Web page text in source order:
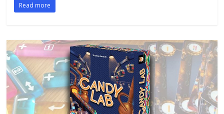
Read more